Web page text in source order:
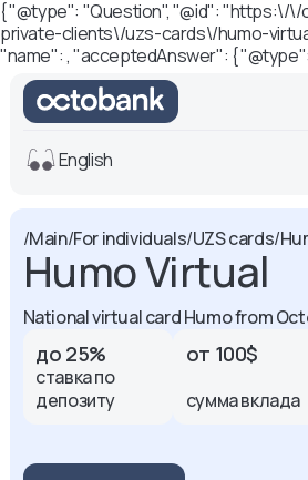
{ "@type": "Question", "@id": "https:\/
private-clients\/uzs-cards\/humo-
"name": , "acceptedAnswer": {
View
Default
version
White-black
version
Voice
Font size
Aa -
English
/Main/For individuals/UZS cards/
Humo Virtual
National virtual card Humo from
до 25%
ставка по
депозиту
от 100$
сумма вклада